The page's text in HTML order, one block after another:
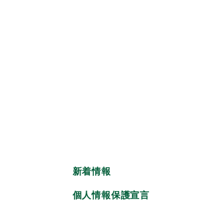
新着情報
個人情報保護宣言